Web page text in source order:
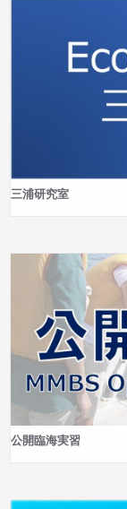
三浦研究室
公開臨海実習